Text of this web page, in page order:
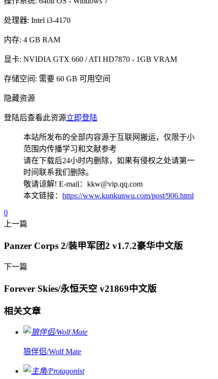
处理器: Intel i3-4170
内存: 4 GB RAM
显卡: NVIDIA GTX 660 / ATI HD7870 - 1GB VRAM
存储空间: 需要 60 GB 可用空间
隐藏资源
登陆后查看此资源立即登陆
本站所发布的全部内容源于互联网搬运，仅限于小
范围内传播学习和文献参考
请在下载后24小时内删除，如果有侵权之处请第一
时间联系我们删除。
敬请谅解! E-mail：kkw@vip.qq.com
本文链接： https://www.kunkunwu.com/post/906.html
0
上一篇
Panzer Corps 2/装甲军团2 v1.7.2豪华中文版
下一篇
Forever Skies/永恒天空 v21869中文版
相关文章
狼伴侣/Wolf Mate